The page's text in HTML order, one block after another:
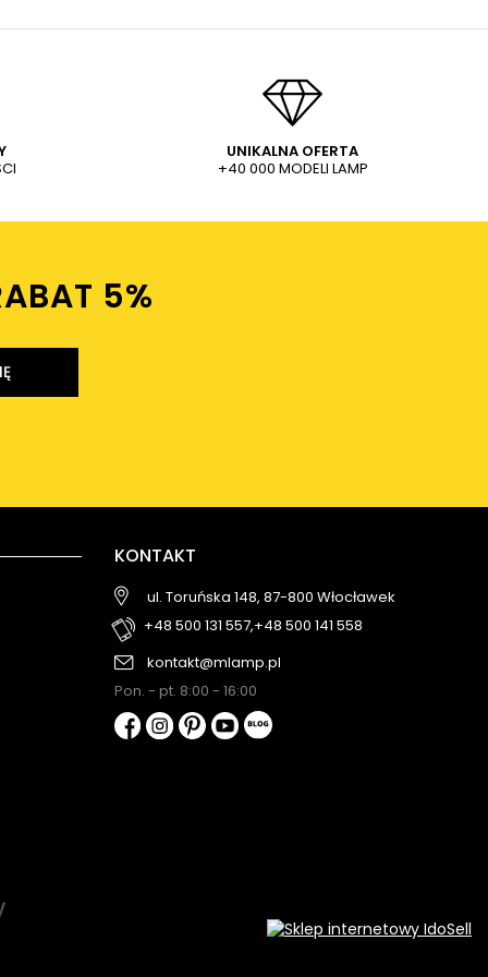
UNIKALNA OFERTA
+40 000 MODELI LAMP
5%ㅤ
KONTAKT
ul. Toruńska 148, 87-800 Włocławek
+48 500 131 557,+48 500 141 558
kontakt@mlamp.pl
Pon. - pt. 8:00 - 16:00